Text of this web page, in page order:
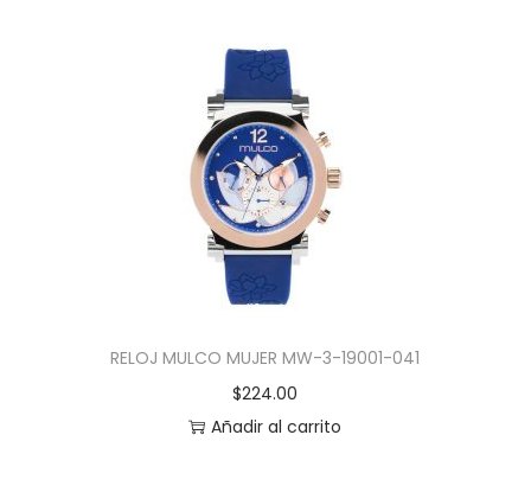
RELOJ MULCO MUJER MW-3-19001-041
$224.00
Añadir al carrito